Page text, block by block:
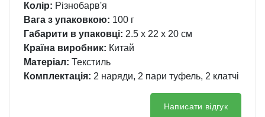
Колір: Різнобарв'я
Вага з упаковкою: 100 г
Габарити в упаковці: 2.5 x 22 x 20 см
Країна виробник: Китай
Матеріал: Текстиль
Комплектація: 2 наряди, 2 пари туфель, 2 клатчі
Написати відгук